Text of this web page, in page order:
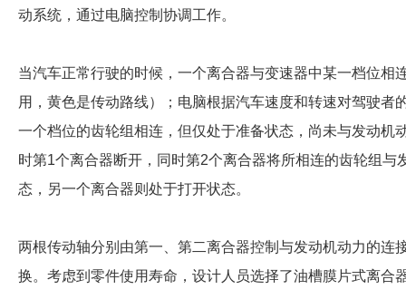
动系统，通过电脑控制协调工作。
当汽车正常行驶的时候，一个离合器与变速器中某一档位相
用，黄色是传动路线）；电脑根据汽车速度和转速对驾驶
一个档位的齿轮组相连，但仅处于准备状态，尚未与发动机
时第1个离合器断开，同时第2个离合器将所相连的齿轮组
态，另一个离合器则处于打开状态。
两根传动轴分别由第一、第二离合器控制与发动机动力的
换。考虑到零件使用寿命，设计人员选择了油槽膜片式离合
上传图片最多
图片支
持优酷
上传视频